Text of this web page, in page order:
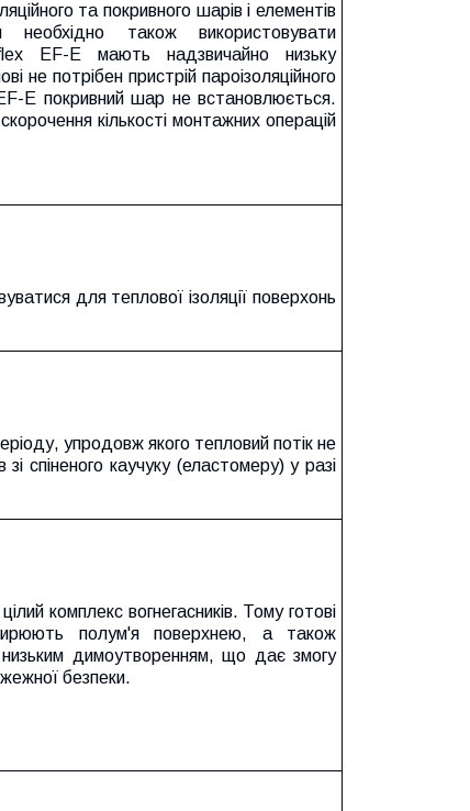
та покривного шарів і елементів
необхідно також використовувати
EF-E мають надзвичайно низьку
не потрібен пристрій пароізоляційного
E покривний шар не встановлюється.
кількості монтажних операцій
для теплової ізоляції поверхонь
упродовж якого тепловий потік не
зі спіненого каучуку (еластомеру) у разі
комплекс вогнегасників. Тому готові
полум'я поверхнею, а також
низьким димоутворенням, що дає змогу
безпеки.